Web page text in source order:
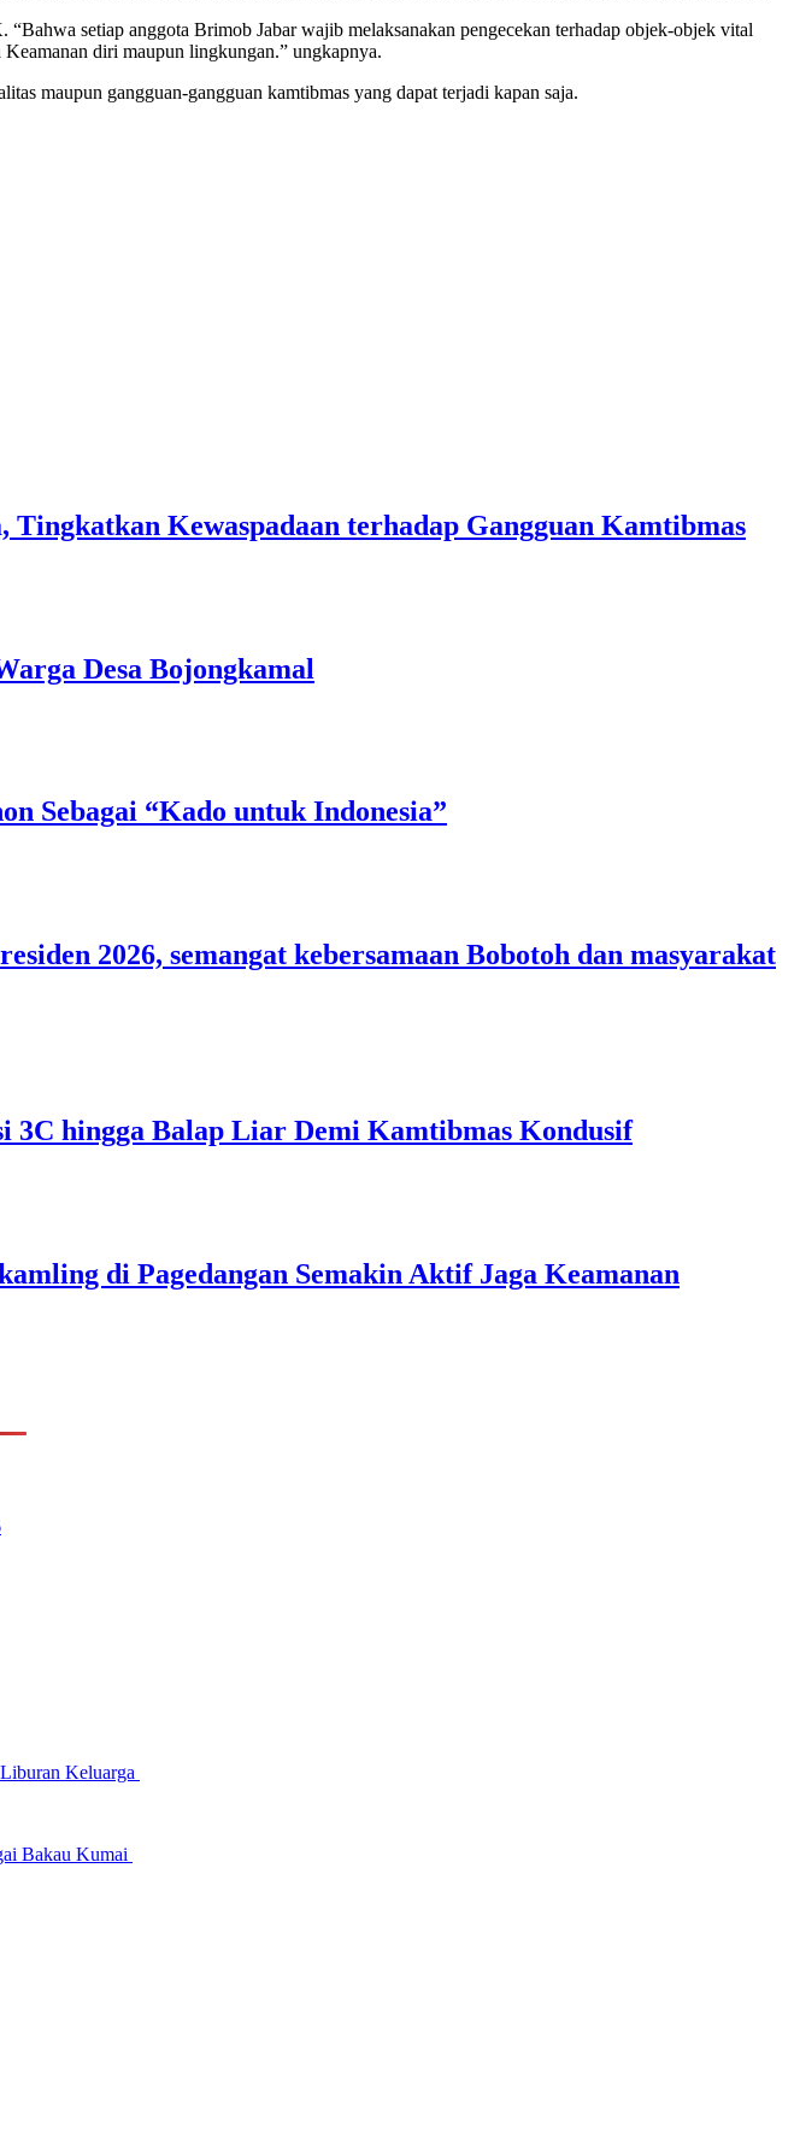
setiap anggota Brimob Jabar wajib melaksanakan pengecekan terhadap objek-objek vital
Keamanan diri maupun lingkungan.” ungkapnya.
maupun gangguan-gangguan kamtibmas yang dapat terjadi kapan saja.
Kewaspadaan terhadap Gangguan Kamtibmas
Desa Bojongkamal
Sebagai “Kado untuk Indonesia”
2026, semangat kebersamaan Bobotoh dan masyarakat
3C hingga Balap Liar Demi Kamtibmas Kondusif
di Pagedangan Semakin Aktif Jaga Keamanan
Keluarga
Bakau Kumai